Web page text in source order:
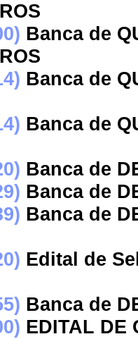
Banca de
Banca de
Banca de
Banca de
Banca de
Banca de
Edital de
Banca de
EDITAL DE